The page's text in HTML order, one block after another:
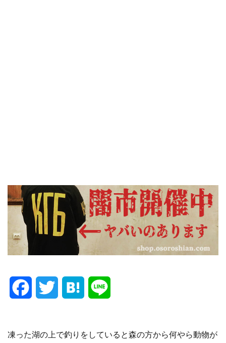
c i t n
凍った湖の上で釣りをしていると森の方から何やら動物が